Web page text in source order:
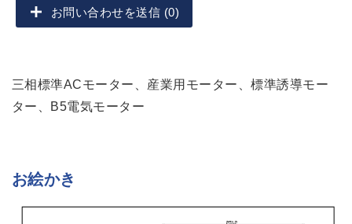
お問い合わせを送信 (0)
三相標準ACモーター、産業用モーター、標準誘導モー
ター、B5電気モーター
お絵かき